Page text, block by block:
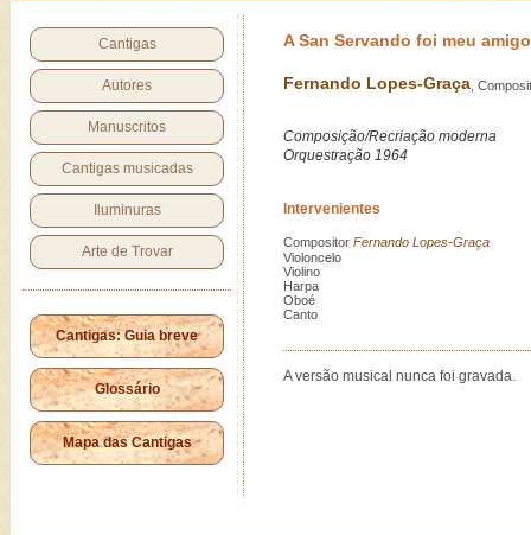
Cantigas
Autores
Manuscritos
Cantigas musicadas
Iluminuras
Arte de Trovar
Cantigas: Guia breve
Glossário
Mapa das Cantigas
A San Servando foi meu amigo
Fernando Lopes-Graça ,
Composição/Recriação moderna
Orquestração 1964
Intervenientes
Compositor Fernando Lopes-Graça
Violoncelo
Violino
Harpa
Oboé
Canto
A versão musical nunca foi gravada.